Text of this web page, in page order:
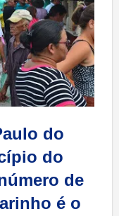
do
do
de
é o